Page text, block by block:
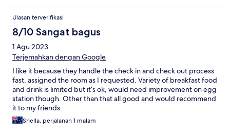
Ulasan terverifikasi
8/10 Sangat bagus
1 Agu 2023
Terjemahkan dengan Google
I like it because they handle the check in and check out process
fast, assigned the room as I requested. Variety of breakfast food
and drink is limited but it’s ok, would need improvement on egg
station though. Other than that all good and would recommend
it to my friends.
Shella, perjalanan 1 malam